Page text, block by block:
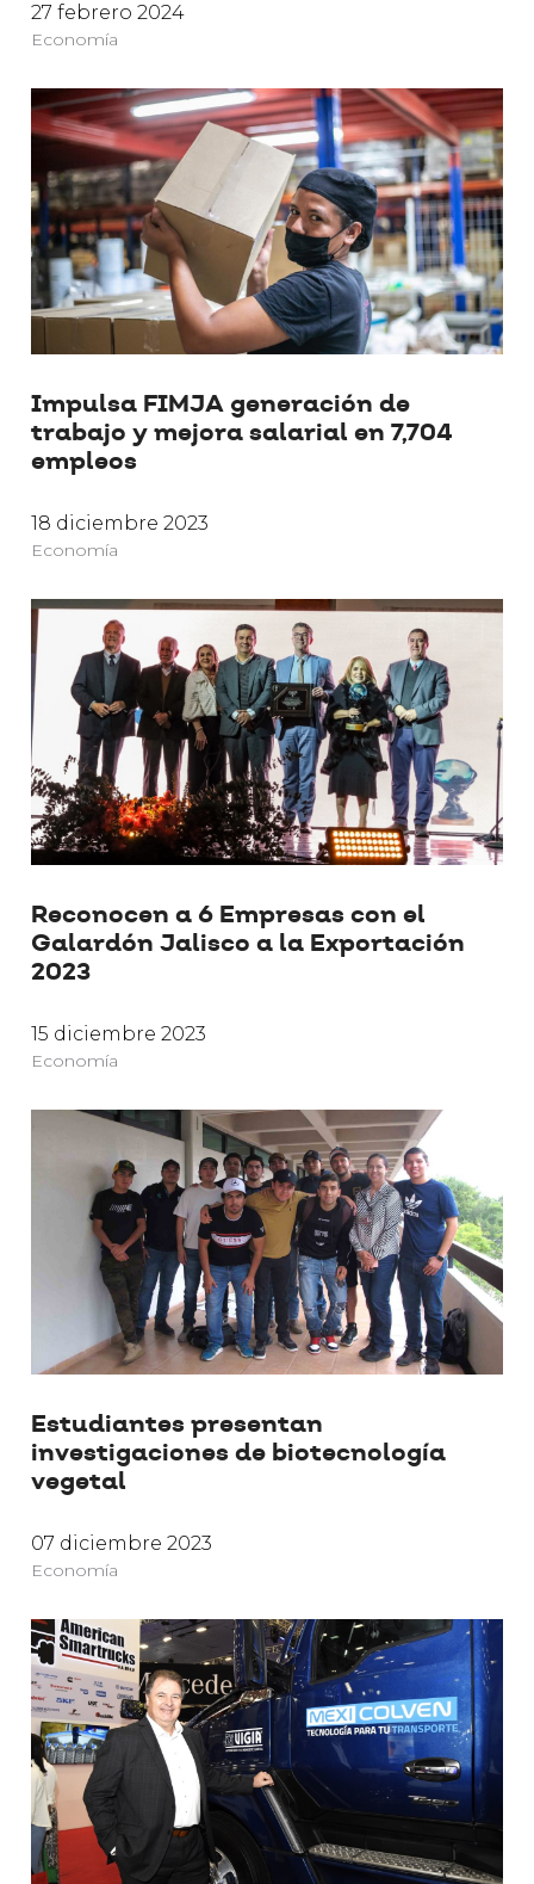
27 febrero 2024
Economía
Impulsa FIMJA generación de
trabajo y mejora salarial en 7,704
empleos
18 diciembre 2023
Economía
Reconocen a 6 Empresas con el
Galardón Jalisco a la Exportación
2023
15 diciembre 2023
Economía
Estudiantes presentan
investigaciones de biotecnología
vegetal
07 diciembre 2023
Economía